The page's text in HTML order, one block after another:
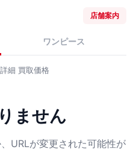
店舗案内
ワンピース
細 買取価格
ません
URLが変更された可能性が